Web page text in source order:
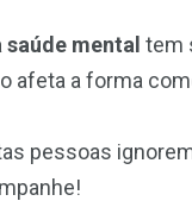
saúde mental tem
afeta a forma
pessoas